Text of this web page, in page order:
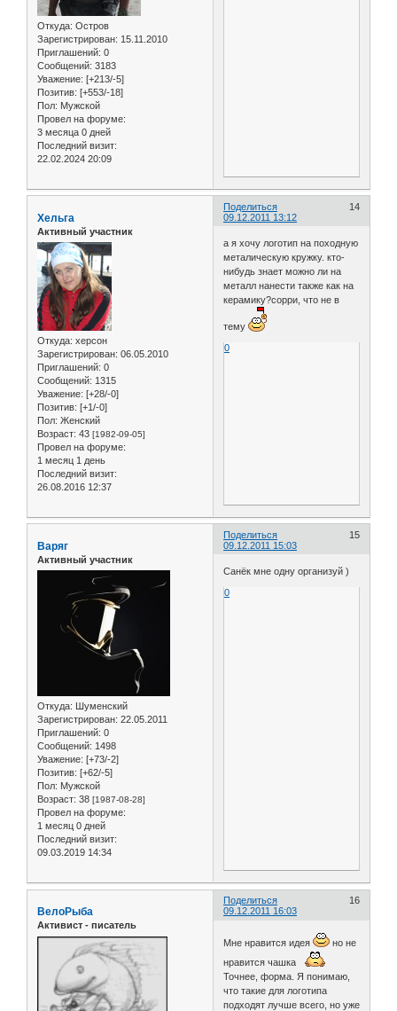
Откуда: Остров
Зарегистрирован: 15.11.2010
Приглашений: 0
Сообщений: 3183
Уважение: [+213/-5]
Позитив: [+553/-18]
Пол: Мужской
Провел на форуме:
3 месяца 0 дней
Последний визит:
22.02.2024 20:09
Поделиться
14
09.12.2011 13:12
Хельга
Активный участник
Откуда: херсон
Зарегистрирован: 06.05.2010
Приглашений: 0
Сообщений: 1315
Уважение: [+28/-0]
Позитив: [+1/-0]
Пол: Женский
Возраст: 43 [1982-09-05]
Провел на форуме:
1 месяц 1 день
Последний визит:
26.08.2016 12:37
а я хочу логотип на походную
металическую кружку. кто-
нибудь знает можно ли на
металл нанести также как на
керамику?сорри, что не в
тему
0
Поделиться
15
09.12.2011 15:03
Варяг
Активный участник
Откуда: Шуменский
Зарегистрирован: 22.05.2011
Приглашений: 0
Сообщений: 1498
Уважение: [+73/-2]
Позитив: [+62/-5]
Пол: Мужской
Возраст: 38 [1987-08-28]
Провел на форуме:
1 месяц 0 дней
Последний визит:
09.03.2019 14:34
Санёк мне одну организуй )
0
Поделиться
16
09.12.2011 16:03
ВелоРыба
Активист - писатель
Мне нравится идея
но не
нравится чашка
Точнее, форма. Я понимаю,
что такие для логотипа
подходят лучше всего, но уже